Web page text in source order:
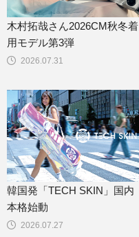
2026.07.31
木村拓哉さん2026CM秋冬着
用モデル第3弾
2026.07.27
韓国発「TECH SKIN」国内
本格始動